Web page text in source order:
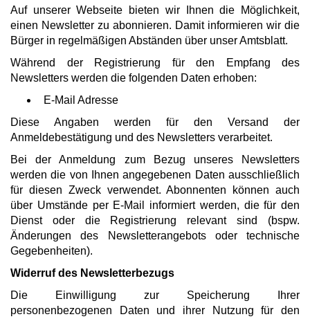
Auf unserer Webseite bieten wir Ihnen die Möglichkeit,
einen Newsletter zu abonnieren. Damit informieren wir die
Bürger in regelmäßigen Abständen über unser Amtsblatt.
Während der Registrierung für den Empfang des
Newsletters werden die folgenden Daten erhoben:
­ E-Mail Adresse
Diese Angaben werden für den Versand der
Anmeldebestätigung und des Newsletters verarbeitet.
Bei der Anmeldung zum Bezug unseres Newsletters
werden die von Ihnen angegebenen Daten ausschließlich
für diesen Zweck verwendet. Abonnenten können auch
über Umstände per E-Mail informiert werden, die für den
Dienst oder die Registrierung relevant sind (bspw.
Änderungen des Newsletterangebots oder technische
Gegebenheiten).
Widerruf des Newsletterbezugs
Die Einwilligung zur Speicherung Ihrer
personenbezogenen Daten und ihrer Nutzung für den